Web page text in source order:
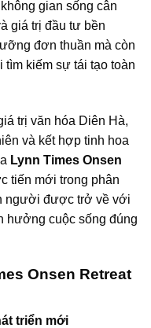
gian sống cân
giá trị đầu tư bền
đơn thuần mà còn
tìm kiếm sự tái tạo toàn
trị văn hóa Diên Hà,
và kết hợp tinh hoa
Lynn Times Onsen
tiến mới trong phân
người được trở về với
hưởng cuộc sống đúng
Onsen Retreat
triển mới